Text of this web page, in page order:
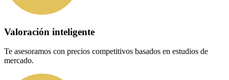
Valoración inteligente
Te asesoramos con precios competitivos basados en estudios de
mercado.